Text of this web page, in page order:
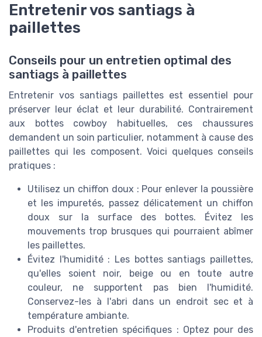
Entretenir vos santiags à
paillettes
Conseils pour un entretien optimal des
santiags à paillettes
Entretenir vos santiags paillettes est essentiel pour
préserver leur éclat et leur durabilité. Contrairement
aux bottes cowboy habituelles, ces chaussures
demandent un soin particulier, notamment à cause des
paillettes qui les composent. Voici quelques conseils
pratiques :
Utilisez un chiffon doux : Pour enlever la poussière
et les impuretés, passez délicatement un chiffon
doux sur la surface des bottes. Évitez les
mouvements trop brusques qui pourraient abîmer
les paillettes.
Évitez l'humidité : Les bottes santiags paillettes,
qu'elles soient noir, beige ou en toute autre
couleur, ne supportent pas bien l'humidité.
Conservez-les à l'abri dans un endroit sec et à
température ambiante.
Produits d'entretien spécifiques : Optez pour des